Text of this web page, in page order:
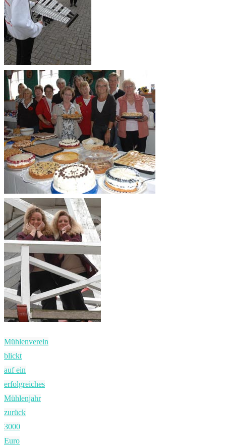
Mühlenverein
blickt
auf ein
erfolgreiches
Mühlenjahr
zurück
3000
Euro